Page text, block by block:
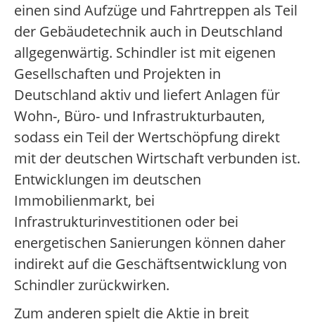
einen sind Aufzüge und Fahrtreppen als Teil
der Gebäudetechnik auch in Deutschland
allgegenwärtig. Schindler ist mit eigenen
Gesellschaften und Projekten in
Deutschland aktiv und liefert Anlagen für
Wohn-, Büro- und Infrastrukturbauten,
sodass ein Teil der Wertschöpfung direkt
mit der deutschen Wirtschaft verbunden ist.
Entwicklungen im deutschen
Immobilienmarkt, bei
Infrastrukturinvestitionen oder bei
energetischen Sanierungen können daher
indirekt auf die Geschäftsentwicklung von
Schindler zurückwirken.
Zum anderen spielt die Aktie in breit